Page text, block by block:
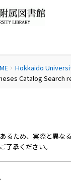
chevron_right Hokkaido
Catalog Search
るため、実際と異な
了承ください。